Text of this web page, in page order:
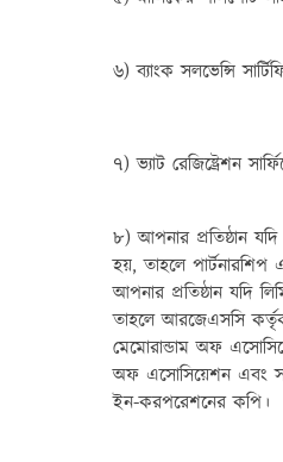
৬) ব্যাংক সলভেন্সি
৭) ভ্যাট রেজিষ্ট্রেশন
৮) আপনার প্রতিষ্ঠান যদি
হয়, তাহলে পার্টনারশিপ
আপনার প্রতিষ্ঠান যদি
তাহলে আরজেএসসি
মেমোরান্ডাম অফ
অফ এসোসিয়েশন এবং
ইন-করপরেশনের কপি।